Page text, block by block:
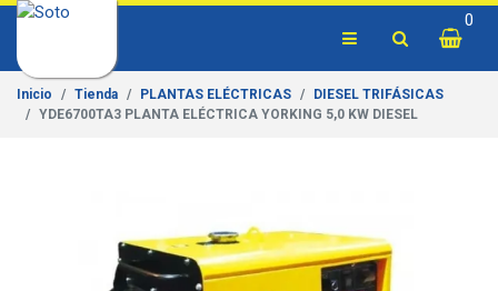
0
Inicio Tienda PLANTAS ELÉCTRICAS
DIESEL TRIFÁSICAS
YDE6700TA3 PLANTA ELÉCTRICA YORKING 5,0 KW DIESEL